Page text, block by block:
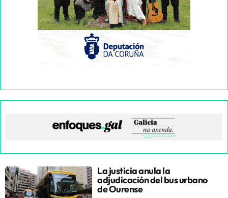
La justicia anula la
adjudicación del bus urbano
de Ourense